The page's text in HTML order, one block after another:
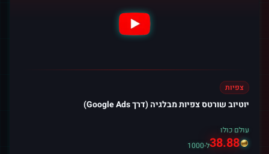
צפיות
יוטיוב שורטס צפיות מבלגיה (דרך Google Ads)
עולם כולו
38.88ל-1000